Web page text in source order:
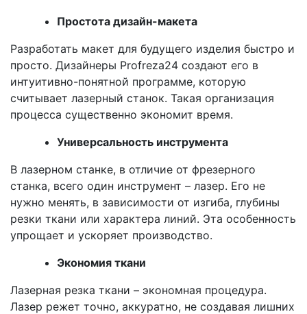
Простота дизайн-макета
Разработать макет для будущего изделия быстро и
просто. Дизайнеры Profreza24 создают его в
интуитивно-понятной программе, которую
считывает лазерный станок. Такая организация
процесса существенно экономит время.
Универсальность инструмента
В лазерном станке, в отличие от фрезерного
станка, всего один инструмент – лазер. Его не
нужно менять, в зависимости от изгиба, глубины
резки ткани или характера линий. Эта особенность
упрощает и ускоряет производство.
Экономия ткани
Лазерная резка ткани – экономная процедура.
Лазер режет точно, аккуратно, не создавая лишних